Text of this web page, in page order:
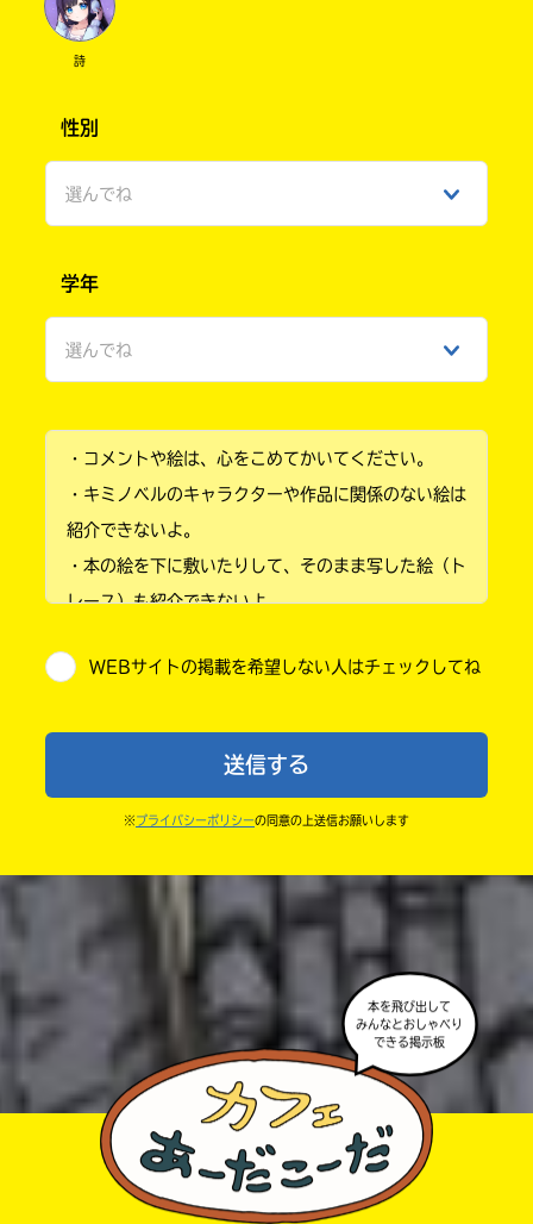
詩
性別
選んでね
ひみつ
学年
選んでね
小学2年
小学4年
小学6年
中学1年
・コメントや絵は、心をこめてかいてください。
・キミノベルのキャラクターや作品に関係のない絵は
紹介できないよ。
・本の絵を下に敷いたりして、そのまま写した絵（ト
レース）も紹介できないよ。
・送ってからすぐには紹介されないので、待ってて
ならないよう気をつけてね。
・キャンペーン開催中は、投稿した後の画面にバナー
・ポプラ社の宣伝物で紹介させてもらうことがある
・かき終えたら、人を傷つけていたり、個人情報をか
きこんでいたり、字がまちがっていたりしないか、読
みなおしてみてね。
WEBサイトの掲載を希望しない人はチェックしてね
送信する
※ プライバシーポリシーの同意の上送信お願いします
本を飛び出して
みんなとおしゃべり
できる掲示板